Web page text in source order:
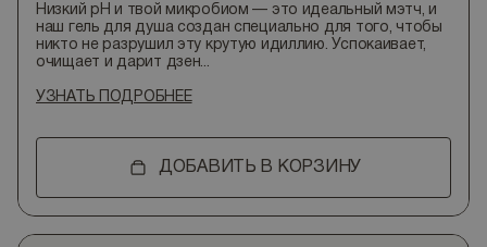
Низкий pH и твой микробиом — это идеальный мэтч, и
наш гель для душа создан специально для того, чтобы
никто не разрушил эту крутую идиллию. Успокаивает,
очищает и дарит дзен...
УЗНАТЬ ПОДРОБНЕЕ
ДОБАВИТЬ В КОРЗИНУ